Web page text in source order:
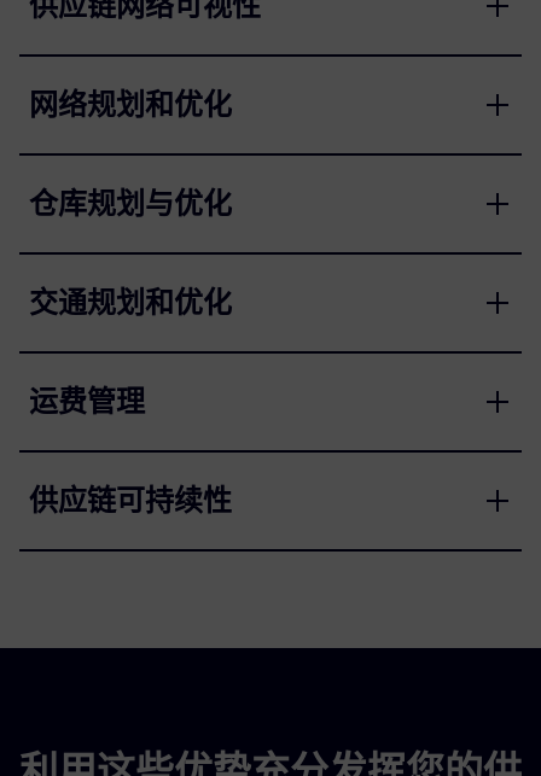
网络规划和优化
仓库规划与优化
交通规划和优化
运费管理
供应链可持续性